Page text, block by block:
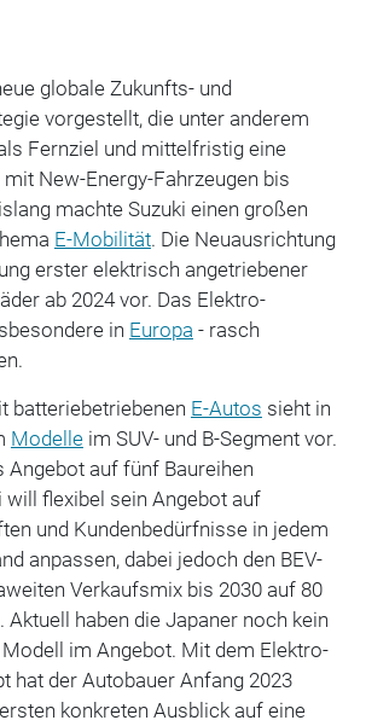
globale Zukunfts- und
vorgestellt, die unter anderem
Fernziel und mittelfristig eine
New-Energy-Fahrzeugen bis
machte Suzuki einen großen
E-Mobilität. Die Neuausrichtung
erster elektrisch angetriebener
ab 2024 vor. Das Elektro-
in Europa - rasch
batteriebetriebenen E-Autos sieht in
Modelleim SUV- und B-Segment vor.
Angebot auf fünf Baureihen
will flexibel sein Angebot auf
und Kundenbedürfnisse in jedem
anpassen, dabei jedoch den BEV-
Verkaufsmix bis 2030 auf 80
Aktuell haben die Japaner noch kein
im Angebot. Mit dem Elektro-
hat der Autobauer Anfang 2023
konkreten Ausblick auf eine